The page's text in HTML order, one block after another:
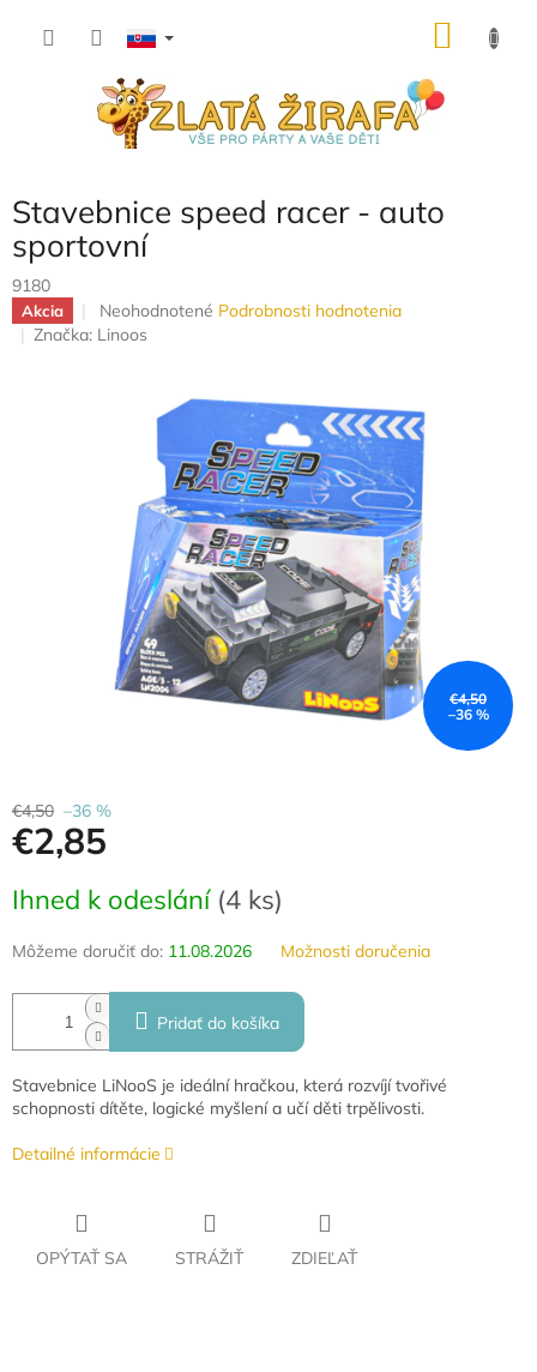
Stavebnice speed racer - auto
sportovní
9180
Akcia
Priemerné
hodnotenie
hviezdičiek.
Neohodnotené Podrobnosti hodnotenia
Značka: Linoos
€4,50
–36 %
€4,50 –36 %
€2,85
cena:
Ihned k odeslání (4 ks)
Môžeme doručiť do: 11.08.2026 Možnosti doručenia
Pridať do košíka
Stavebnice LiNooS je ideální hračkou, která rozvíjí tvořivé
schopnosti dítěte, logické myšlení a učí děti trpělivosti.
Detailné informácie
OPÝTAŤ SA STRÁŽIŤ ZDIEĽAŤ